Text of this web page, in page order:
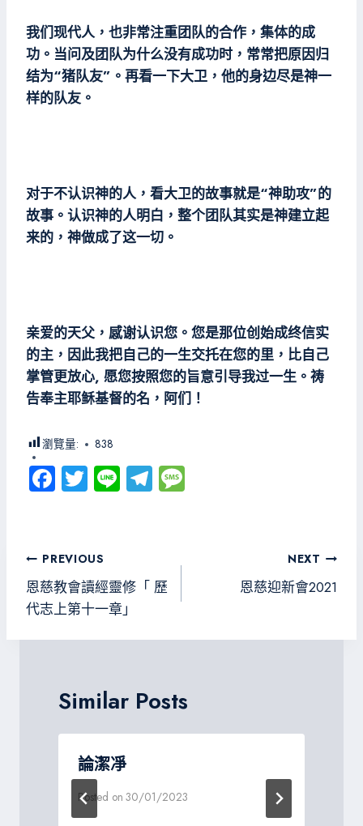
我们现代人，也非常注重团队的合作，集体的成
功。当问及团队为什么没有成功时，常常把原因归
结为“猪队友”。再看一下大卫，他的身边尽是神一
样的队友。
对于不认识神的人，看大卫的故事就是“神助攻”的
故事。认识神的人明白，整个团队其实是神建立起
来的，神做成了这一切。
亲爱的天父，感谢认识您。您是那位创始成终信实
的主，因此我把自己的一生交托在您的里，比自己
掌管更放心, 愿您按照您的旨意引导我过一生。祷
告奉主耶稣基督的名，阿们！
瀏覽量: 838
Fa
ce
o
ok
T
wi
er
Li
ne
Te
le
m
文
章
導
覽
PREVIOUS
恩慈教會讀經靈修「 歷
代志上第十一章」
NEXT
恩慈迎新會2021
Similar Posts
論潔凈
Posted on 30/01/2023